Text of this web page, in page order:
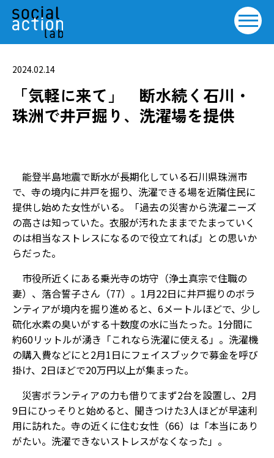
2024.02.14
「気軽に来て」 断水続く石川・
珠洲で井戸掘り、洗濯場を提供
能登半島地震で断水が長期化している石川県珠洲市
で、寺の境内に井戸を掘り、洗濯できる場を近隣住民に
提供し始めた女性がいる。「過去の災害から洗濯ニーズ
の高さは知っていた。衣服が汚れたままでたまっていく
のは相当なストレスになるので役立てれば」との思いか
らだった。
市役所近くにある乗光寺の坊守（浄土真宗で住職の
妻）、落合誓子さん（77）。1月22日に井戸掘りのボラ
ンティアが境内を掘り進めると、6メートルほどで、少し
硫化水素の臭いがする十数度の水に当たった。1分間に
約60リットルが湧き「これなら洗濯に使える」。洗濯機
の購入費などにと2月1日にフェイスブックで募金を呼び
掛け、2日ほどで20万円以上が集まった。
災害ボランティアの力も借りてまず2台を設置し、2月
9日にひっそりと始めると、聞きつけた3人ほどが早速利
用に訪れた。寺の近くに住む女性（66）は「本当にあり
がたい。洗濯できないストレスがなくなった」。